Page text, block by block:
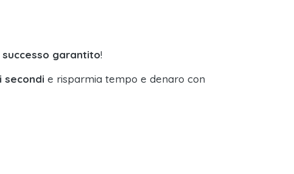
garantito!
secondi e risparmia tempo e denaro con